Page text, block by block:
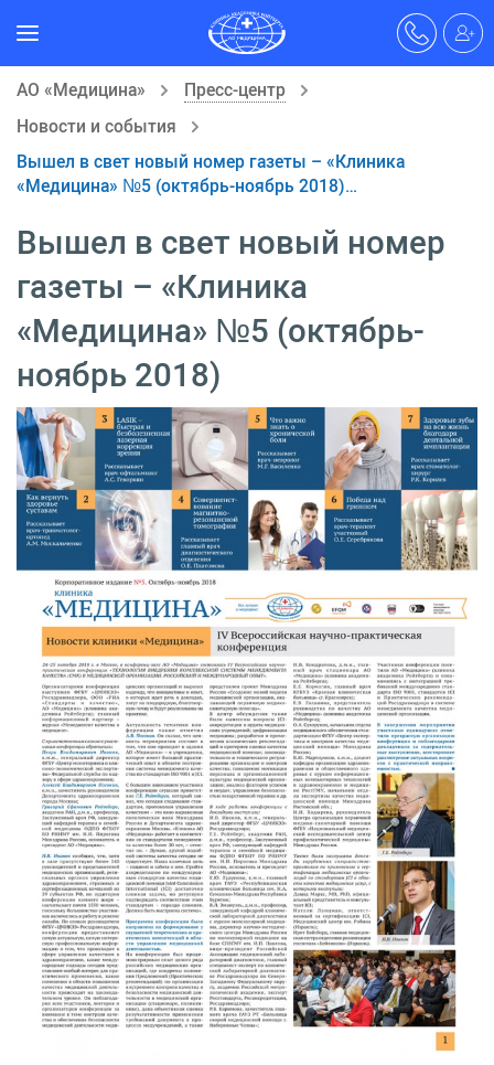
АО «Медицина»
Пресс-центр
Новости и события
Вышел в свет новый номер газеты – «Клиника
«Медицина» №5 (октябрь-ноябрь 2018)…
Вышел в свет новый номер
газеты – «Клиника
«Медицина» №5 (октябрь-
ноябрь 2018)